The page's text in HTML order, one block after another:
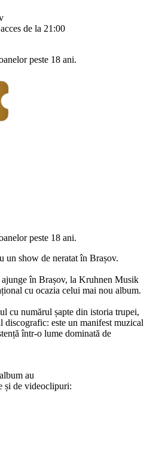
de la 21:00
peste 18 ani.
peste 18 ani.
un show de neratat în Brașov.
în Brașov, la Kruhnen Musik
cu ocazia celui mai nou album.
cu numărul șapte din istoria trupei,
discografic: este un manifest muzical
într-o lume dominată de
album au
și de videoclipuri: